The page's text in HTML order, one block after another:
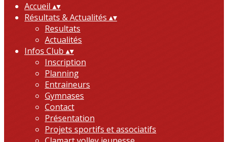
Accueil ▴▾
Résultats & Actualités ▴▾
Resultats
Actualités
Infos Club ▴▾
Inscription
Planning
Entraineurs
Gymnases
Contact
Présentation
Projets sportifs et associatifs